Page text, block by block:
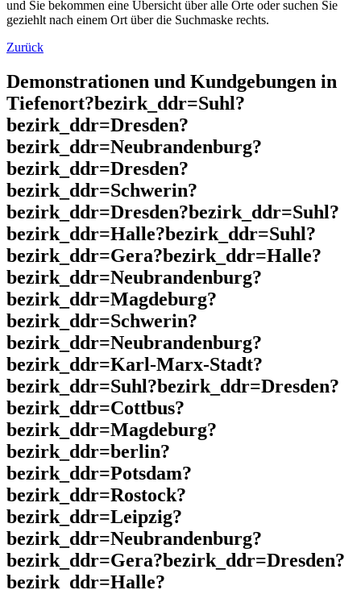
und Sie bekommen eine Übersicht über alle Orte oder suchen Sie
geziehlt nach einem Ort über die Suchmaske rechts.
Zurück
Demonstrationen und Kundgebungen in
Tiefenort?bezirk_ddr=Suhl?
bezirk_ddr=Dresden?
bezirk_ddr=Neubrandenburg?
bezirk_ddr=Dresden?
bezirk_ddr=Schwerin?
bezirk_ddr=Dresden?bezirk_ddr=Suhl?
bezirk_ddr=Halle?bezirk_ddr=Suhl?
bezirk_ddr=Gera?bezirk_ddr=Halle?
bezirk_ddr=Neubrandenburg?
bezirk_ddr=Magdeburg?
bezirk_ddr=Schwerin?
bezirk_ddr=Neubrandenburg?
bezirk_ddr=Karl-Marx-Stadt?
bezirk_ddr=Suhl?bezirk_ddr=Dresden?
bezirk_ddr=Cottbus?
bezirk_ddr=Magdeburg?
bezirk_ddr=berlin?
bezirk_ddr=Potsdam?
bezirk_ddr=Rostock?
bezirk_ddr=Leipzig?
bezirk_ddr=Neubrandenburg?
bezirk_ddr=Gera?bezirk_ddr=Dresden?
bezirk_ddr=Halle?